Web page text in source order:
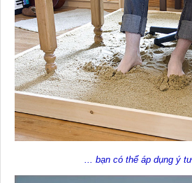
... bạn có thể áp dụng ý